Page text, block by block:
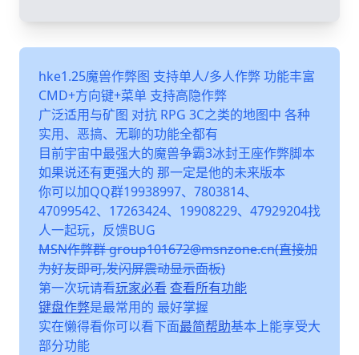
hke1.25魔兽作弊图 支持单人/多人作弊 功能丰富
CMD+方向键+菜单 支持高隐作弊
广泛适用与矿图 对抗 RPG 3C之类的地图中 各种
实用、恶搞、无聊的功能全都有
目前宇宙中最强大的魔兽争霸3冰封王座作弊脚本
如果说还有更强大的 那一定是他的未来版本
你可以加QQ群19938997、7803814、
47099542、17263424、19908229、47929204找
人一起玩，反馈BUG
MSN作弊群 group101672@msnzone.cn(直接加
为好友即可,发闪屏震动显示面板)
第一次玩请看玩家必看 查看所有功能
键盘作弊是最常用的 最好掌握
实在懒得看你可以看下面最简帮助基本上能享受大
部分功能